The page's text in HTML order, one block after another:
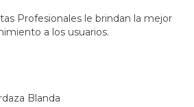
Profesionales le brindan la mejor
a los usuarios.
Blanda